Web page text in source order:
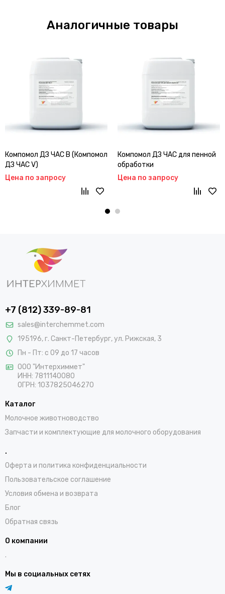
Аналогичные товары
Компомол ДЗ ЧАС В (Компомол
ДЗ ЧАС V)
Цена по запросу
Компомол ДЗ ЧАС для пенной
обработки
Цена по запросу
+7 (812) 339-89-81
sales@interchemmet.com
195196, г. Санкт-Петербург, ул. Рижская, 3
Пн - Пт: с 09 до 17 часов
ООО "Интерхиммет"
ИНН: 7811140080
ОГРН: 1037825046270
Каталог
Молочное животноводство
Запчасти и комплектующие для молочного оборудования
.
Оферта и политика конфиденциальности
Пользовательское соглашение
Условия обмена и возврата
Блог
Обратная связь
О компании
.
Мы в социальных сетях